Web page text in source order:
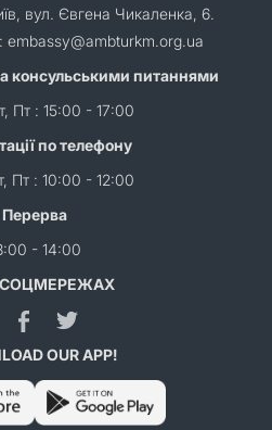
вул. Євгена Чикаленка, 6.
embassy@ambturkm.org.ua
консульськими питаннями
Пт : 15:00 - 17:00
по телефону
Пт : 10:00 - 12:00
Перерва
- 14:00
OUR APP!